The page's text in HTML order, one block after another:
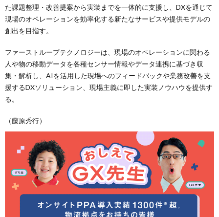
た課題整理・改善提案から実装までを一体的に支援し、DXを通じて
現場のオペレーションを効率化する新たなサービスや提供モデルの
創出を目指す。
ファーストループテクノロジーは、現場のオペレーションに関わる
人や物の移動データを各種センサー情報やデータ連携に基づき収
集・解析し、AIを活用した現場へのフィードバックや業務改善を支
援するDXソリューション、現場主義に即した実装ノウハウを提供す
る。
（藤原秀行）